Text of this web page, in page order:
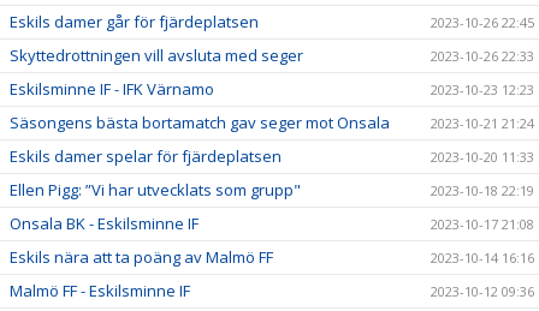
Eskils damer går för fjärdeplatsen 2023-10-26 22:45
Skyttedrottningen vill avsluta med seger 2023-10-26 22:33
Eskilsminne IF - IFK Värnamo 2023-10-23 12:23
Säsongens bästa bortamatch gav seger mot Onsala 2023-10-21 21:24
Eskils damer spelar för fjärdeplatsen 2023-10-20 11:33
Ellen Pigg: ”Vi har utvecklats som grupp" 2023-10-18 22:19
Onsala BK - Eskilsminne IF 2023-10-17 21:08
Eskils nära att ta poäng av Malmö FF 2023-10-14 16:16
Malmö FF - Eskilsminne IF 2023-10-12 09:36